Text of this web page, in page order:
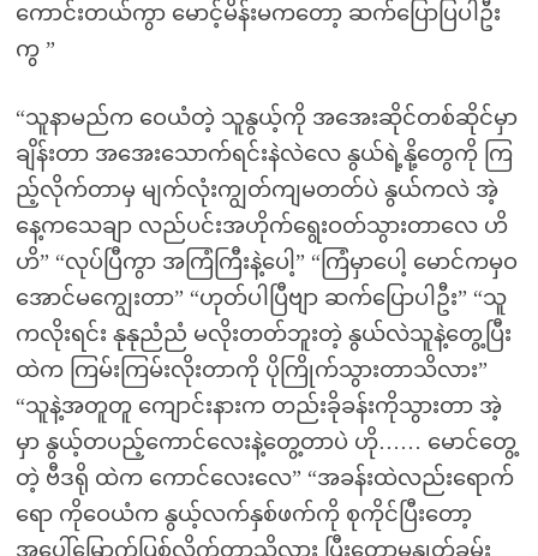
ကောင်းတယ်ကွာ မောင့်မိန်းမကတော့ ဆက်ပြောပြပါဦး
ကွ ”
“သူနာမည်က ဝေယံတဲ့ သူနွယ့်ကို အအေးဆိုင်တစ်ဆိုင်မှာ
ချိန်းတာ အအေးသောက်ရင်းနဲလဲလေ နွယ်ရဲ့နို့တွေကို ကြ
ည့်လိုက်တာမှ မျက်လုံးကျွတ်ကျမတတ်ပဲ နွယ်ကလဲ အဲ့
နေ့ကသေချာ လည်ပင်းအဟိုက်ရွေးဝတ်သွားတာလေ ဟိ
ဟိ” “လုပ်ပြီကွာ အကြံကြီးနဲ့ပေါ့” “ကြံမှာပေါ့ မောင်ကမှဝ
အောင်မကျွေးတာ” “ဟုတ်ပါပြီဗျာ ဆက်ပြောပါဦး” “သူ
ကလိုးရင်း နုနုညံညံ မလိုးတတ်ဘူးတဲ့ နွယ်လဲသူနဲ့တွေ့ပြီး
ထဲက ကြမ်းကြမ်းလိုးတာကို ပိုကြိုက်သွားတာသိလား”
“သူနဲ့အတူတူ ကျောင်းနားက တည်းခိုခန်းကိုသွားတာ အဲ့
မှာ နွယ့်တပည့်ကောင်လေးနဲ့တွေ့တာပဲ ဟို…… မောင်တွေ့
တဲ့ ဗီဒရို ထဲက ကောင်လေးလေ” “အခန်းထဲလည်းရောက်
ရော ကိုဝေယံက နွယ့်လက်နှစ်ဖက်ကို စုကိုင်ပြီးတော့
အပေါ်မြှောက်ပြစ်လိုက်တာသိလား ပြီးတော့မှနှုတ်ခမ်း